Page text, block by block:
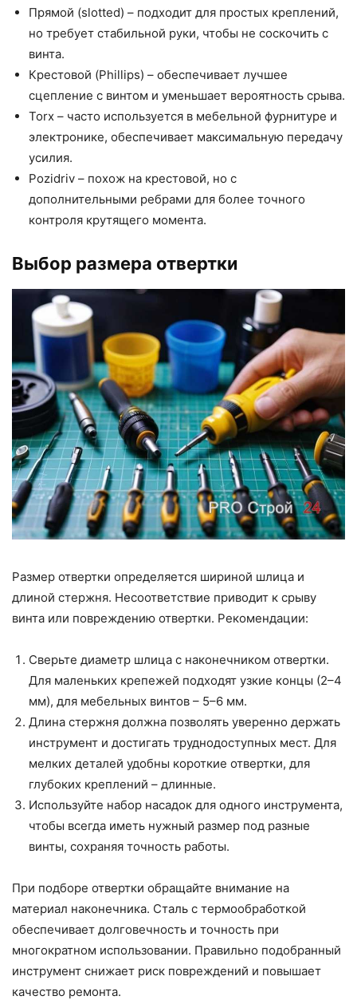
Прямой (slotted) – подходит для простых креплений,
но требует стабильной руки, чтобы не соскочить с
винта.
Крестовой (Phillips) – обеспечивает лучшее
сцепление с винтом и уменьшает вероятность срыва.
Torx – часто используется в мебельной фурнитуре и
электронике, обеспечивает максимальную передачу
усилия.
Pozidriv – похож на крестовой, но с
дополнительными ребрами для более точного
контроля крутящего момента.
Выбор размера отвертки
Размер отвертки определяется шириной шлица и
длиной стержня. Несоответствие приводит к срыву
винта или повреждению отвертки. Рекомендации:
Сверьте диаметр шлица с наконечником отвертки.
Для маленьких крепежей подходят узкие концы (2–4
мм), для мебельных винтов – 5–6 мм.
Длина стержня должна позволять уверенно держать
инструмент и достигать труднодоступных мест. Для
мелких деталей удобны короткие отвертки, для
глубоких креплений – длинные.
Используйте набор насадок для одного инструмента,
чтобы всегда иметь нужный размер под разные
винты, сохраняя точность работы.
При подборе отвертки обращайте внимание на
материал наконечника. Сталь с термообработкой
обеспечивает долговечность и точность при
многократном использовании. Правильно подобранный
инструмент снижает риск повреждений и повышает
качество ремонта.